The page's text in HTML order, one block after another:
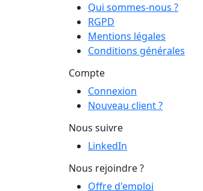
Qui sommes-nous ?
RGPD
Mentions légales
Conditions générales
Compte
Connexion
Nouveau client ?
Nous suivre
LinkedIn
Nous rejoindre ?
Offre d'emploi